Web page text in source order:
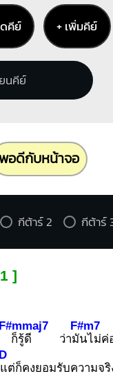
คีย์ + เพิ่มคีย์
นคีย์
อดีกับหน้าจอ
กีต้าร์ 2 กีต้าร์
]
F#mmaj7
ก็รู้ดี ว่ามั
F#m7
นไม่ค่
D
แต่ก็คงยอมรับความจริ